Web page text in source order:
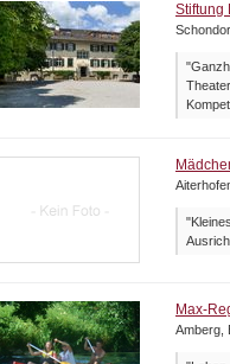
Stiftung
Max-
Amberg,